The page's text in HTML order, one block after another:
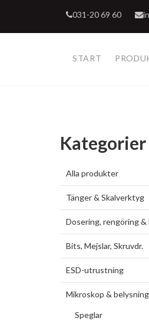
031-20 69 60
START
Kategorier
Alla produkter
Tänger & Skalverktyg
Dosering, rengöring &
Bits, Mejslar, Skruvdr.
ESD-utrustning
Mikroskop & belysning
Speglar